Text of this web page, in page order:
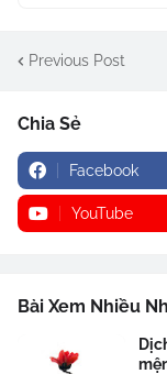
Previous Post
Chia Sẻ
Facebook
YouTube
Bài Xem Nhiều